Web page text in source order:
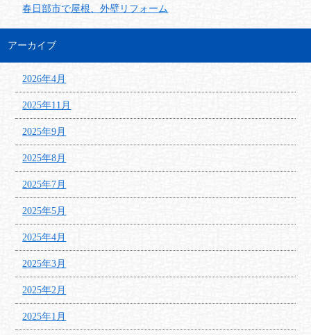
春日部市で屋根、外壁リフォーム
アーカイブ
2026年4月
2025年11月
2025年9月
2025年8月
2025年7月
2025年5月
2025年4月
2025年3月
2025年2月
2025年1月